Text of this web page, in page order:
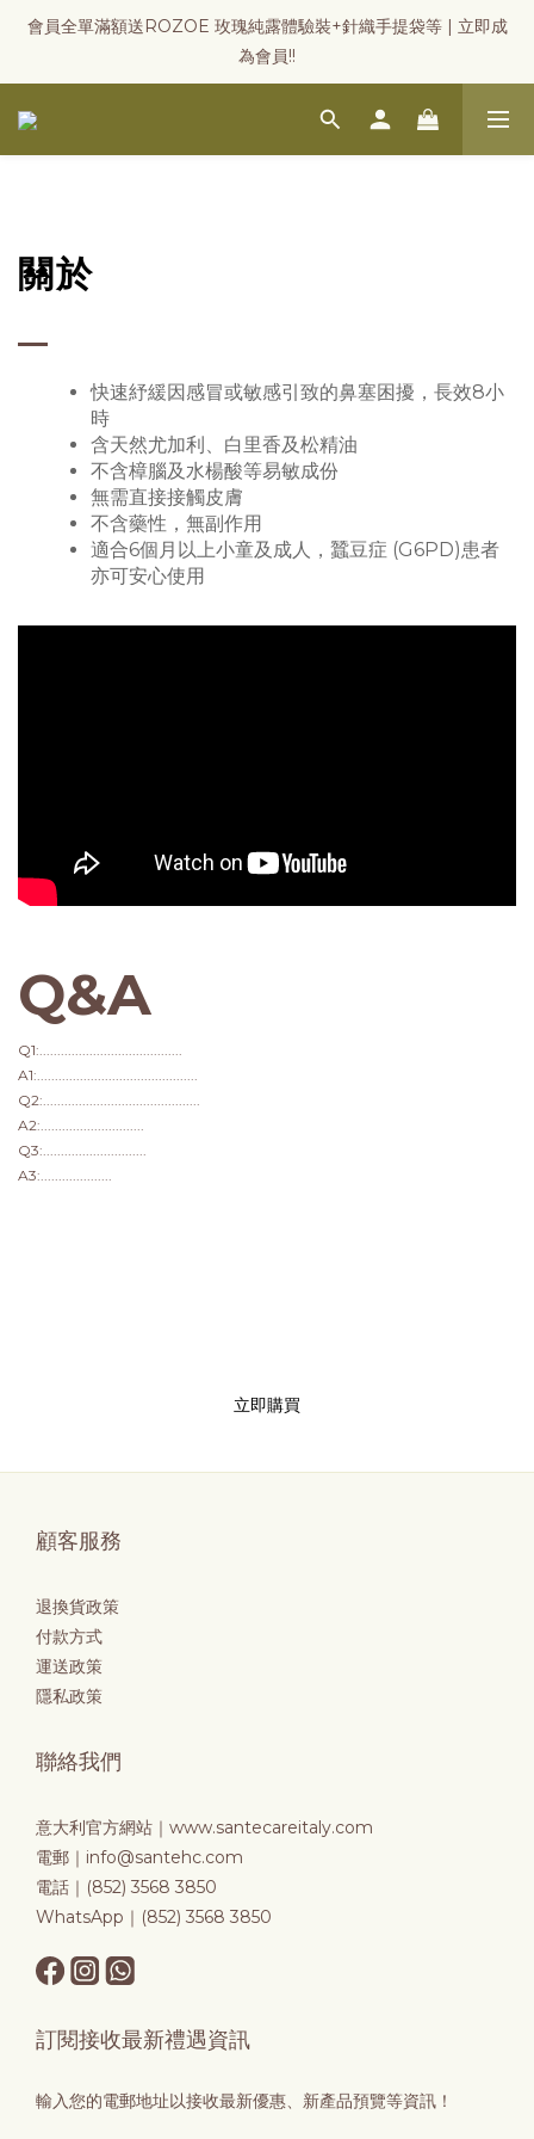
會員全單滿額送ROZOE 玫瑰純露體驗裝+針織手提袋等 | 立即成
為會員!!
關於
快速紓緩因感冒或敏感引致的鼻塞困擾，長效8小
時
含天然尤加利、白里香及松精油
不含樟腦及水楊酸等易敏成份
無需直接接觸皮膚
不含藥性，無副作用
適合6個月以上小童及成人，蠶豆症 (G6PD)患者
亦可安心使用
Q&A
Q1:........................................
A1:.............................................
Q2:............................................
A2:.............................
Q3:.............................
A3:....................
立即購買
顧客服務
退換貨政策
付款方式
運送政策
隱私政策
聯絡我們
意大利官方網站｜ www.santecareitaly.com
電郵｜info@santehc.com
電話｜(852) 3568 3850
WhatsApp｜(852) 3568 3850
訂閱接收最新禮遇資訊
輸入您的電郵地址以接收最新優惠、新產品預覽等資訊！